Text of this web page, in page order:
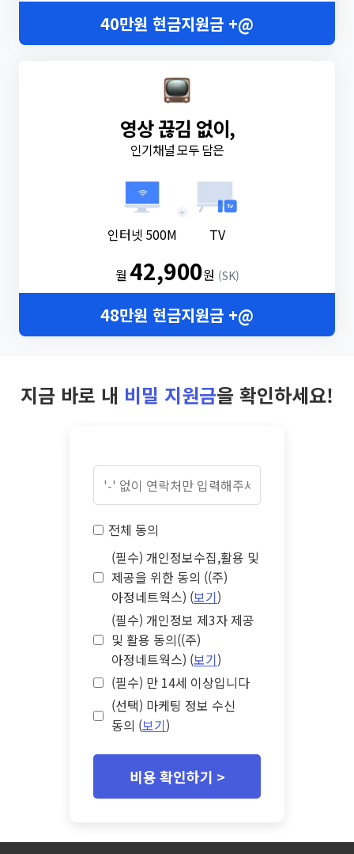
40만원 현금지원금 +@
영상 끊김 없이,
인기채널 모두 담은
인터넷 500M
+
TV
월 42,900원 (SK)
48만원 현금지원금 +@
지금 바로 내 비밀 지원금을 확인하세요!
전체 동의
(필수) 개인정보수집,활용 및
제공을 위한 동의 ((주)
아정네트웍스) (보기)
(필수) 개인정보 제3자 제공
및 활용 동의((주)
아정네트웍스) (보기)
(필수) 만 14세 이상입니다
(선택) 마케팅 정보 수신
동의 (보기)
비용 확인하기 >